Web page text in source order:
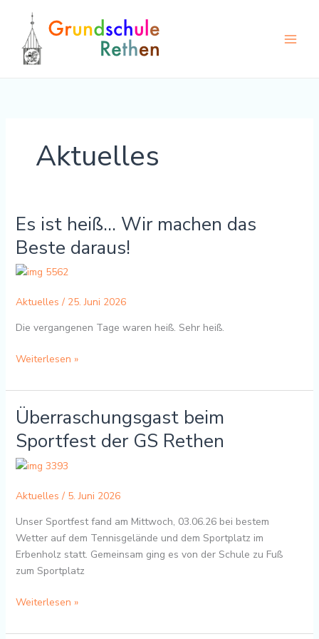
springen
Aktuelles
Es ist heiß… Wir machen das
Beste daraus!
Aktuelles / 25. Juni 2026
Die vergangenen Tage waren heiß. Sehr heiß.
Es
heiß…
Wir
das
daraus!
Weiterlesen »
Überraschungsgast beim
Sportfest der GS Rethen
Aktuelles / 5. Juni 2026
Unser Sportfest fand am Mittwoch, 03.06.26 bei bestem
Wetter auf dem Tennisgelände und dem Sportplatz im
Erbenholz statt. Gemeinsam ging es von der Schule zu Fuß
zum Sportplatz
Überraschungsgast
Sportfest
der
Rethen
Weiterlesen »